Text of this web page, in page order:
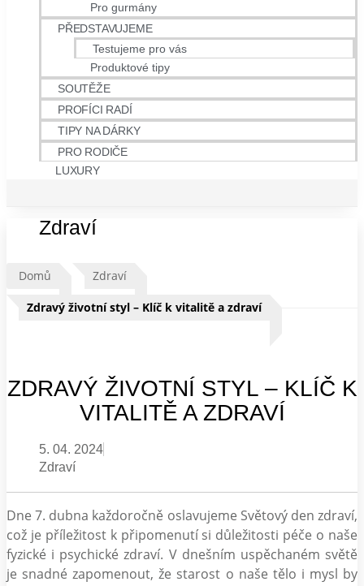
Pro gurmány
PŘEDSTAVUJEME
Testujeme pro vás
Produktové tipy
SOUTĚŽE
PROFÍCI RADÍ
TIPY NA DÁRKY
PRO RODIČE
LUXURY
Zdraví
Domů Zdraví
Zdravý životní styl – Klíč k vitalitě a zdraví
ZDRAVÝ ŽIVOTNÍ STYL – KLÍČ K
VITALITĚ A ZDRAVÍ
5. 04. 2024
Zdraví
Dne 7. dubna každoročně oslavujeme Světový den zdraví,
což je příležitost k připomenutí si důležitosti péče o naše
fyzické i psychické zdraví. V dnešním uspěchaném světě
je snadné zapomenout, že starost o naše tělo i mysl by